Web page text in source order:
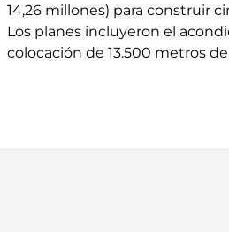
14,26 millones) para construir
Los planes incluyeron el
colocación de 13.500 metros